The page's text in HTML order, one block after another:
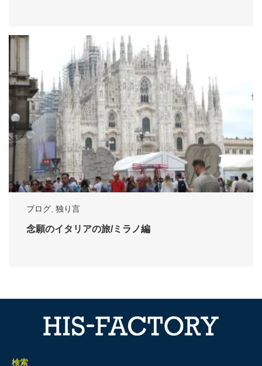
ブログ 独り言
念願のイタリアの旅/ミラノ編
検索